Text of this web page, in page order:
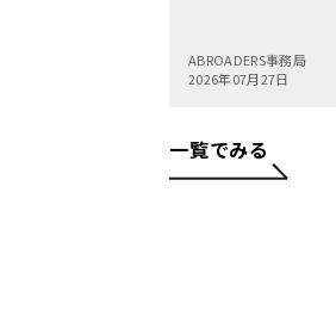
ABROADERS事務局
2026年07月27日
一覧でみる